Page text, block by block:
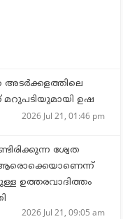
അടര്‍ക്കളത്തിലെ
മറുപടിയുമായി ഉഷ
2026 Jul 21, 01:46 pm
ശ്വേത
ഉത്തരവാദിത്തം
2026 Jul 21, 09:05 am